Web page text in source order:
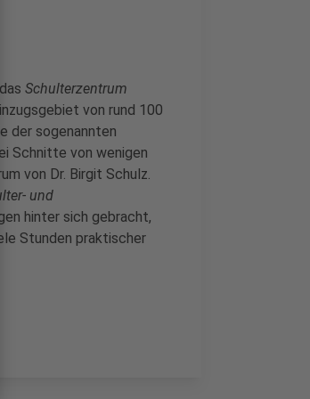
Schulterzentrum
von rund 100
der sogenannten
Schnitte von wenigen
von Dr. Birgit Schulz.
und
hinter sich gebracht,
Stunden praktischer